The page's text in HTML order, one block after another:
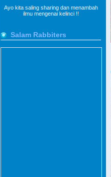
Ayo kita saling sharing dan menambah
ilmu mengenai kelinci !!
Salam Rabbiters